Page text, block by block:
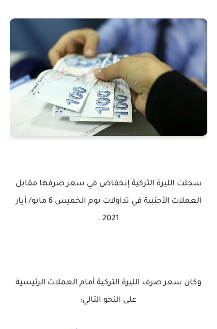
سجلت الليرة التركية إنخفاض في سعر صرفها مقابل
العملات الأجنبية في تداولات يوم الخميس 6 مايو/ أيار
2021 .
وكان سعر صرف الليرة التركية أمام العملات الرئيسية
على النحو التالي: